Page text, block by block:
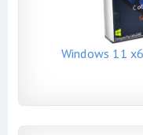
Windows 11